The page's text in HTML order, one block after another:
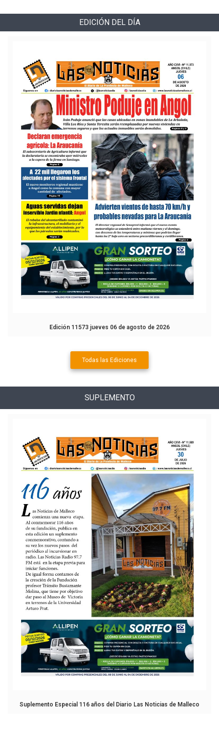
EDICIÓN DEL DÍA
Edición 11573 jueves 06 de agosto de 2026
Todas las Ediciones
SUPLEMENTO
Suplemento Especial 116 años del Diario Las Noticias de Malleco